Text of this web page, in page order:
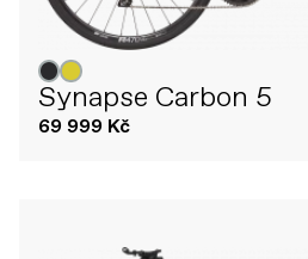
Synapse Carbon 5
69 999 Kč